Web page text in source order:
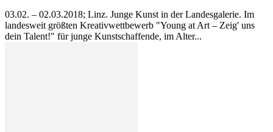
03.02. – 02.03.2018; Linz. Junge Kunst in der Landesgalerie. Im
landesweit größten Kreativwettbewerb "Young at Art – Zeig' uns
dein Talent!" für junge Kunstschaffende, im Alter...